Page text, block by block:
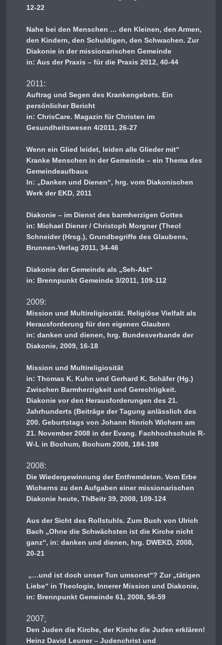
12-22
Nahe bei den Menschen … den Kleinen, den Armen,
den Kindern, den Schuldigen, den Schwachen. Zur
Diakonie in der missionarischen Gemeinde
in: Aus der Praxis – für die Praxis 2012, 40-44
2011:
Auftrag und Segen des Krankengebets. Ein
persönlicher Bericht
in: ChrisCare. Magazin für Christen im
Gesundheitswesen 4/2011, 26-27
Wenn ein Glied leidet, leiden alle Glieder mit“
Kranke Menschen in der Gemeinde – ein Thema des
Gemeindeaufbaus
ln: „Danken und Dienen“, hrg. vom Diakonischen
Werk der EKD, 2011
Diakonie – im Dienst des barmherzigen Gottes
in: Michael Diener / Christoph Morgner (Theol
Schneider (Hrsg.), Grundbegriffe des Glaubens,
Brunnen-Verlag 2011, 34-46
Diakonie der Gemeinde als „Seh-Akt“
in: Brennpunkt Gemeinde 3/2011, 109-112
2009:
Mission und Multireligiosität. Religiöse Vielfalt als
Herausforderung für den eigenen Glauben
in: danken und dienen, hrg. Bundesverbande der
Diakonie, 2009, 16-18
Mission und Multireligiosität
in: Thomas K. Kuhn und Gerhard K. Schäfer (Hg.)
Zwischen Barmherzigkeit und Gerechtigkeit.
Diakonie vor den Herausforderungen des 21.
Jahrhunderts (Beiträge der Tagung anlässlich des
200. Geburtstags von Johann Hinrich Wichern am
21. November 2008 in der Evang. Fachhochschule R-
W-L in Bochum, Bochum 2008, 184-198
2008:
Die Wiedergewinnung der Entfremdeten. Vom Erbe
Wicherns zu den Aufgaben einer missionarischen
Diakonie heute, ThBeitr 39, 2008, 109-124
Aus der Sicht des Rollstuhls. Zum Buch von Ulrich
Bach „Ohne die Schwächsten ist die Kirche nicht
ganz“, in: danken und dienen, hrg. DWEKD, 2008,
20-21
„…und ist doch unser Tun umsonst“? Zur „tätigen
Liebe“ in Theologie, Innerer Mission und Diakonie,
in: Brennpunkt Gemeinde 61, 2008, 56-59
2007:
Den Juden die Kirche, der Kirche die Juden erklären!
Heinz David Leuner – Judenchrist und